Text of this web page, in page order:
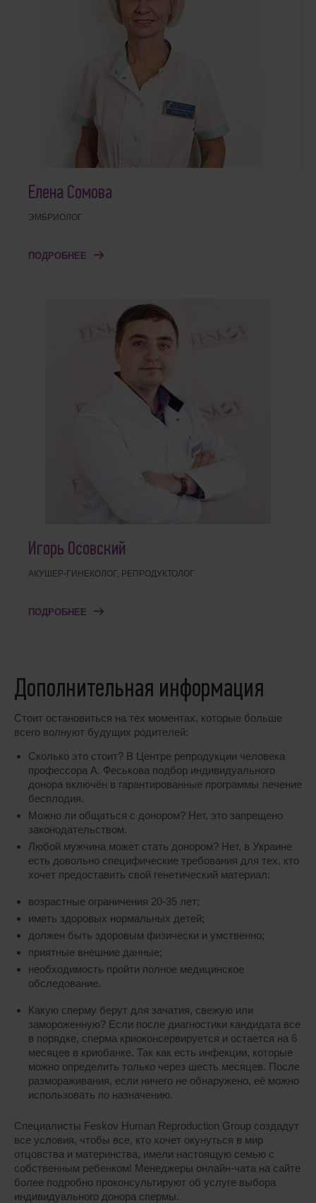
Елена Сомова
ЭМБРИОЛОГ
ПОДРОБНЕЕ
Игорь Осовский
АКУШЕР-ГИНЕКОЛОГ, РЕПРОДУКТОЛОГ
ПОДРОБНЕЕ
Дополнительная информация
Стоит остановиться на тех моментах, которые больше
всего волнуют будущих родителей:
Сколько это стоит? В Центре репродукции человека
профессора А. Феськова подбор индивидуального
донора включён в гарантированные программы лечение
бесплодия.
Можно ли общаться с донором? Нет, это запрещено
законодательством.
Любой мужчина может стать донором? Нет, в Украине
есть довольно специфические требования для тех, кто
хочет предоставить свой генетический материал:
возрастные ограничения 20-35 лет;
иметь здоровых нормальных детей;
должен быть здоровым физически и умственно;
приятные внешние данные;
необходимость пройти полное медицинское
обследование.
Какую сперму берут для зачатия, свежую или
замороженную? Если после диагностики кандидата все
в порядке, сперма криоконсервируется и остается на 6
месяцев в криобанке. Так как есть инфекции, которые
можно определить только через шесть месяцев. После
размораживания, если ничего не обнаружено, её можно
использовать по назначению.
Специалисты Feskov Human Reproduction Group создадут
все условия, чтобы все, кто хочет окунуться в мир
отцовства и материнства, имели настоящую семью с
собственным ребенком! Менеджеры онлайн-чата на сайте
более подробно проконсультируют об услуге выбора
индивидуального донора спермы.